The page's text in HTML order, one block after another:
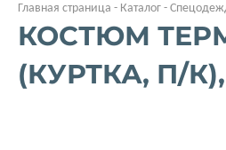
Главная страница - Каталог-
КОСТЮМ
(КУРТКА, П/